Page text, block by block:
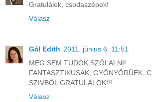
Gratulálok, csodaszépek!
Válasz
Gál Edith 2011. június 6. 11:51
MEG SEM TUDOK SZÓLALNI!
FANTASZTIKUSAK, GYÖNYÖRŰEK,
SZIVBŐL GRATULÁLOK!!!
Válasz